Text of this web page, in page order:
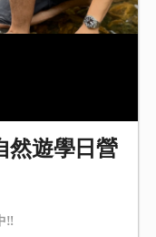
然遊學日營
‼️